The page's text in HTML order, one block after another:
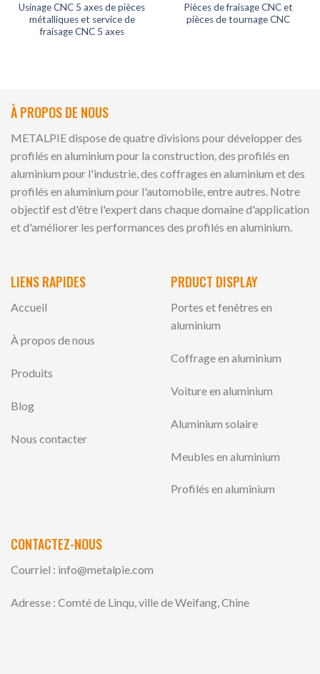
Usinage CNC 5 axes de pièces
métalliques et service de
fraisage CNC 5 axes
Pièces de fraisage CNC et
pièces de tournage CNC
À PROPOS DE NOUS
METALPIE dispose de quatre divisions pour développer des
profilés en aluminium pour la construction, des profilés en
aluminium pour l'industrie, des coffrages en aluminium et des
profilés en aluminium pour l'automobile, entre autres. Notre
objectif est d'être l'expert dans chaque domaine d'application
et d'améliorer les performances des profilés en aluminium.
LIENS RAPIDES
Accueil
À propos de nous
Produits
Blog
Nous contacter
PRDUCT DISPLAY
Portes et fenêtres en
aluminium
Coffrage en aluminium
Voiture en aluminium
Aluminium solaire
Meubles en aluminium
Profilés en aluminium
CONTACTEZ-NOUS
Courriel : info@metalpie.com
Adresse : Comté de Linqu, ville de Weifang, Chine